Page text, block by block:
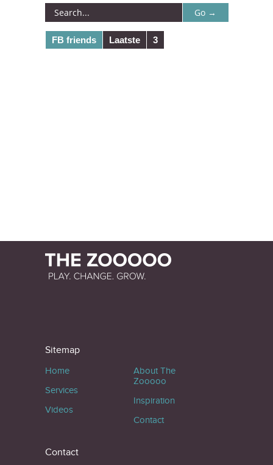
FB friends Laatste 3
Sitemap
Home
Services
Videos
About The
Zooooo
Inspiration
Contact
Contact